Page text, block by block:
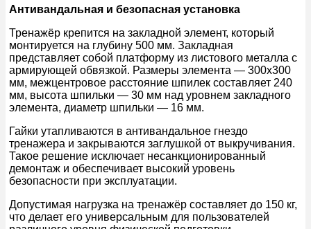
Антивандальная и безопасная установка
Тренажёр крепится на закладной элемент, который
монтируется на глубину 500 мм. Закладная
представляет собой платформу из листового металла с
армирующей обвязкой. Размеры элемента — 300х300
мм, межцентровое расстояние шпилек составляет 240
мм, высота шпильки — 30 мм над уровнем закладного
элемента, диаметр шпильки — 16 мм.
Гайки утапливаются в антивандальное гнездо
тренажера и закрываются заглушкой от выкручивания.
Такое решение исключает несанкционированный
демонтаж и обеспечивает высокий уровень
безопасности при эксплуатации.
Допустимая нагрузка на тренажёр составляет до 150 кг,
что делает его универсальным для пользователей